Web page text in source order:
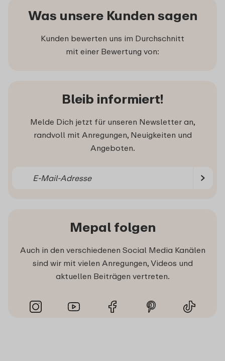
Was unsere Kunden sagen
Kunden bewerten uns im Durchschnitt
mit einer Bewertung von:
Bleib informiert!
Melde Dich jetzt für unseren Newsletter an,
randvoll mit Anregungen, Neuigkeiten und
Angeboten.
Mepal folgen
Auch in den verschiedenen Social Media Kanälen
sind wir mit vielen Anregungen, Videos und
aktuellen Beiträgen vertreten.